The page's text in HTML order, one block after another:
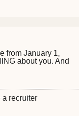
from January 1,
about you. And
a recruiter